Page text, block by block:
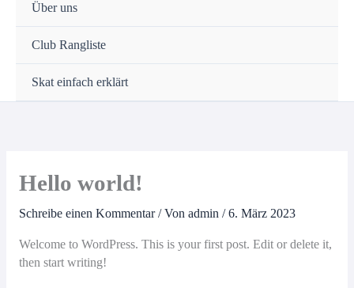
Über uns
Club Rangliste
Skat einfach erklärt
Hello world!
Schreibe einen Kommentar / Von admin /6. März 2023
Welcome to WordPress. This is your first post. Edit or delete it,
then start writing!